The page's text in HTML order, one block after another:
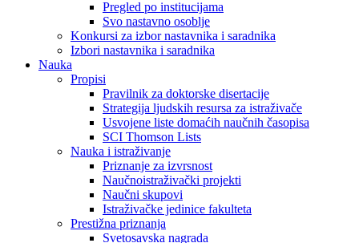
Pregled po institucijama
Svo nastavno osoblje
Konkursi za izbor nastavnika i saradnika
Izbori nastavnika i saradnika
Nauka
Propisi
Pravilnik za doktorske disertacije
Strategija ljudskih resursa za istraživače
Usvojene liste domaćih naučnih časopisa
SCI Thomson Lists
Nauka i istraživanje
Priznanje za izvrsnost
Naučnoistraživački projekti
Naučni skupovi
Istraživačke jedinice fakulteta
Prestižna priznanja
Svetosavska nagrada